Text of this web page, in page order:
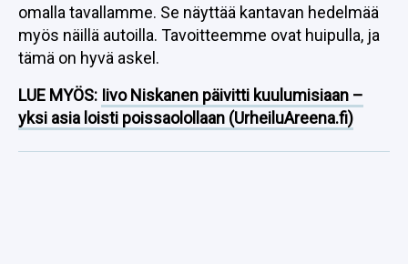
omalla tavallamme. Se näyttää kantavan hedelmää
myös näillä autoilla. Tavoitteemme ovat huipulla, ja
tämä on hyvä askel.
LUE MYÖS: Iivo Niskanen päivitti kuulumisiaan –
yksi asia loisti poissaolollaan (UrheiluAreena.fi)